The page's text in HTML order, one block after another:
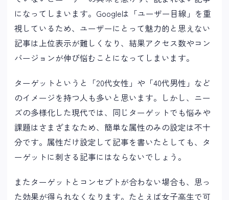
になってしまいます。Googleは「ユーザー目線」を重
視しているため、ユーザーにとって魅力的と思えない
記事は上位表示が難しくなり、結果アクセス数やコン
バージョンが伸び悩むことになってしまいます。
ターゲットというと「20代女性」や「40代男性」など
のイメージを持つ人も多いと思います。しかし、ニー
ズの多様化した現代では、同じターゲットでも悩みや
課題はさまざまなため、簡単な属性のみの設定は不十
分です。属性だけ設定して記事を書いたとしても、タ
ーゲットに刺さる記事にはならないでしょう。
またターゲットとコンセプトが合わない場合も、思っ
た効果が得られなくなります。たとえば女子高生で可